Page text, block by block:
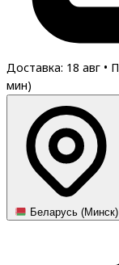
Доставка: 18 авг •
мин)
Беларусь (Минск)